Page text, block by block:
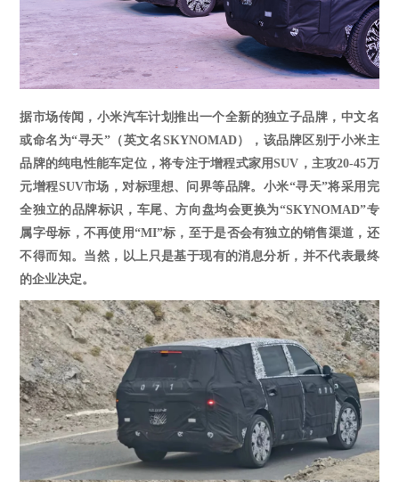
据市场传闻，小米汽车计划推出一个全新的独立子品牌， ‌中文名
或命名为“寻天”（英文名SKYNOMAD）‌，该品牌区别于小米主
品牌的纯电性能车定位，将专注于增程式家用SUV，主攻20-45万
元增程SUV市场，对标理想、问界等品牌。小米“寻天”将采用完
全独立的品牌标识，车尾、方向盘均会更换为“SKYNOMAD”专
属字母标，不再使用“MI”标，至于是否会有独立的销售渠道，还
不得而知。当然，以上只是基于现有的消息分析，并不代表最终
的企业决定。